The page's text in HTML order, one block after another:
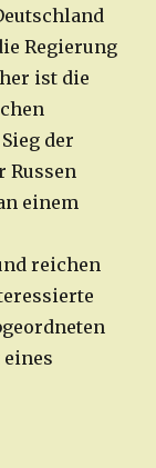
Regierung
ist die
der
Russen
einem
reichen